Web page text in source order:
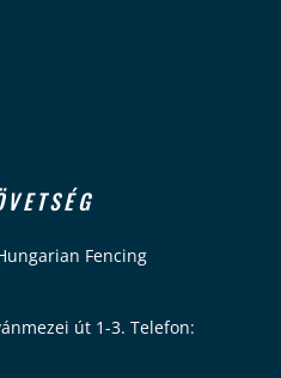
Fencing
út 1-3. Telefon: